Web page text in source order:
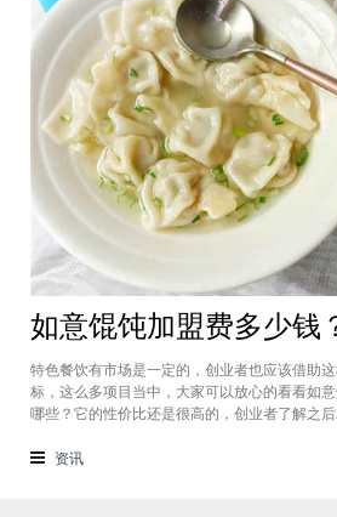
特色餐饮有市场是一定的，创业者也应该借助
标，这么多项目当中，大家可以放心的看看如
哪些？它的性价比还是很高的，创业者了解之
的。加盟费用创业者想要了解一下如意馄饨加盟
资讯